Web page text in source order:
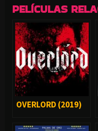
PELÍCULAS
OVERLORD (2019)